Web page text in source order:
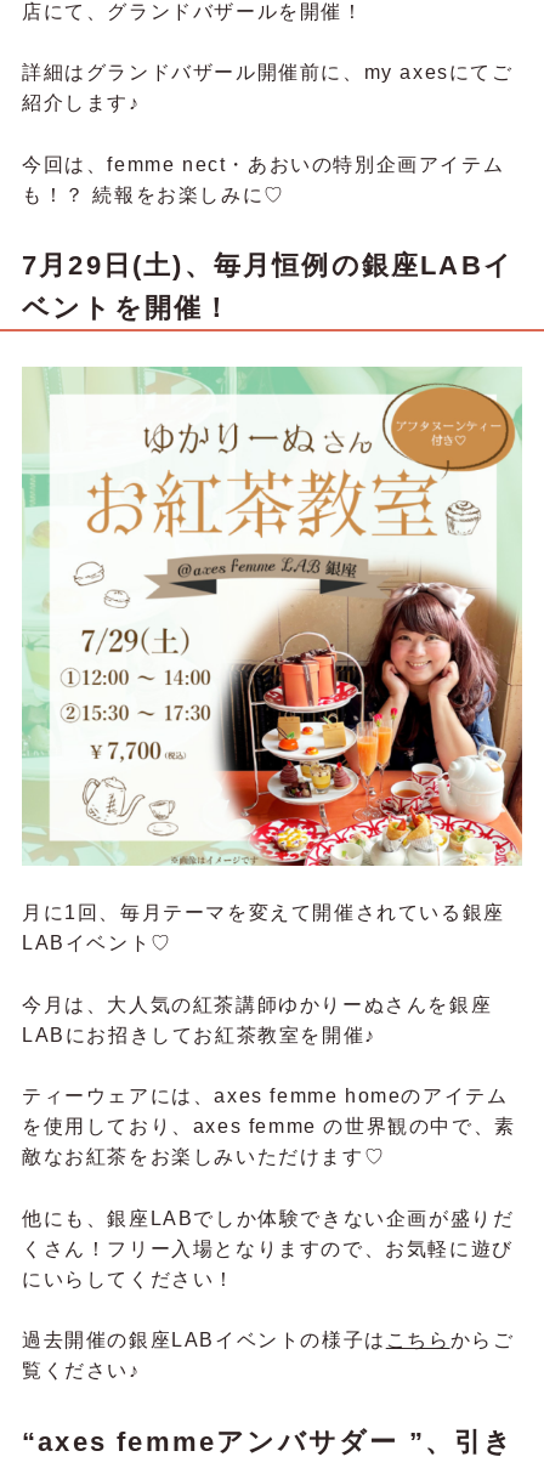
店にて、グランドバザールを開催！
詳細はグランドバザール開催前に、my axesにてご
紹介します♪
今回は、femme nect・あおいの特別企画アイテム
も！？ 続報をお楽しみに♡
7月29日(土)、毎月恒例の銀座LABイ
ベントを開催！
月に1回、毎月テーマを変えて開催されている銀座
LABイベント♡
今月は、大人気の紅茶講師ゆかりーぬさんを銀座
LABにお招きしてお紅茶教室を開催♪
ティーウェアには、axes femme homeのアイテム
を使用しており、axes femme の世界観の中で、素
敵なお紅茶をお楽しみいただけます♡
他にも、銀座LABでしか体験できない企画が盛りだ
くさん！フリー入場となりますので、お気軽に遊び
にいらしてください！
過去開催の銀座LABイベントの様子は こちら からご
覧ください♪
“axes femmeアンバサダー ”、引き